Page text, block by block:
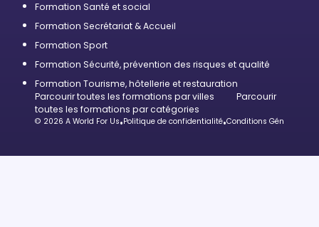
Formation Santé et social
Formation Secrétariat & Accueil
Formation Sport
Formation Sécurité, prévention des risques et qualité
Formation Tourisme, hôtellerie et restauration
Parcourir toutes les formations par villes
Parcourir
toutes les formations par catégories
© 2026 A World For Us•Politique de confidentialité•Conditions Générales